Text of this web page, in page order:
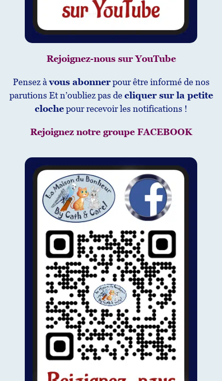
Rejoignez-nous sur YouTube
Pensez àvous abonnerpour être informé de nos
parutions Et n’oubliez pas decliquer sur la petite
clochepour recevoir les notifications !
Rejoignez notre groupe FACEBOOK